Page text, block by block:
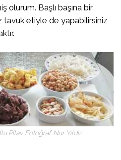
olurum. Başlı başına bir
tavuk etiyle de yapabilirsiniz
Pilav. Fotoğraf: Nur Yıldız